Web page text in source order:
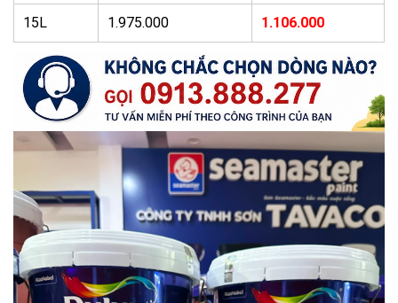
15L 1.975.000 1.106.000